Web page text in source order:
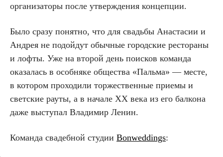
организаторы после утверждения концепции.
Было сразу понятно, что для свадьбы Анастасии и
Андрея не подойдут обычные городские рестораны
и лофты. Уже на второй день поисков команда
оказалась в особняке общества «Пальма» — месте,
в котором проходили торжественные приемы и
светские рауты, а в начале XX века из его балкона
даже выступал Владимир Ленин.
Команда свадебной студии Bonweddings: